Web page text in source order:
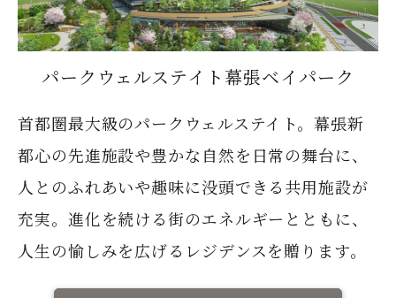
パークウェルステイト幕張ベイパーク
首都圏最大級のパークウェルステイト。幕張新
都心の先進施設や豊かな自然を日常の舞台に、
人とのふれあいや趣味に没頭できる共用施設が
充実。進化を続ける街のエネルギーとともに、
人生の愉しみを広げるレジデンスを贈ります。